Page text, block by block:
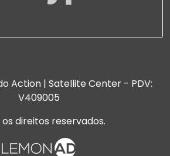
Action | Satellite Center - PDV:
V409005
os direitos reservados.